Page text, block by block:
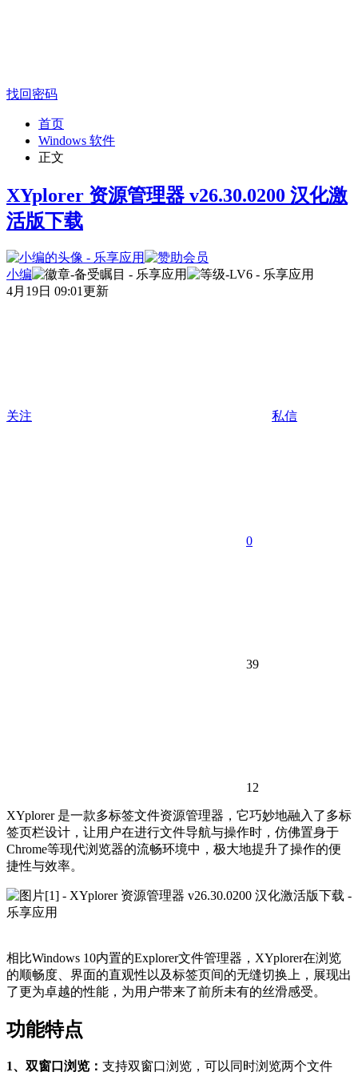
找回密码
首页
Windows 软件
正文
XYplorer 资源管理器 v26.30.0200 汉化激
活版下载
小编
4月19日 09:01更新
关注 私信
0
39
12
XYplorer 是一款多标签文件资源管理器，它巧妙地融入了多标
签页栏设计，让用户在进行文件导航与操作时，仿佛置身于
Chrome等现代浏览器的流畅环境中，极大地提升了操作的便
捷性与效率。
相比Windows 10内置的Explorer文件管理器，XYplorer在浏览
的顺畅度、界面的直观性以及标签页间的无缝切换上，展现出
了更为卓越的性能，为用户带来了前所未有的丝滑感受。
功能特点
1、双窗口浏览： 支持双窗口浏览，可以同时浏览两个文件